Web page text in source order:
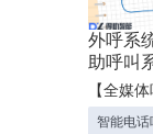
外呼系
助呼叫
【全媒
智能电话